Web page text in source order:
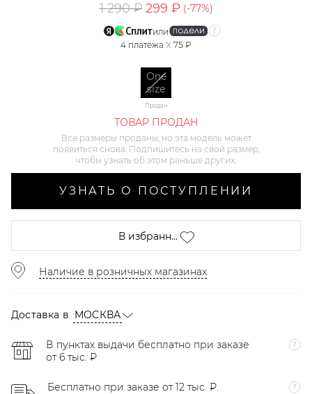
1 290 ₽ 299 ₽ (-77%)
или
4 платежа X 75 ₽
One
size
Продан
ТОВАР ПРОДАН
Все размеры проданы, но эта модель может
появиться снова. Подпишитесь на свой размер,
чтобы узнать об этом раньше других.
УЗНАТЬ О ПОСТУПЛЕНИИ
В избранн...
Наличие в розничных магазинах
Доставка в МОСКВА
В пунктах выдачи бесплатно при заказе
от 6 тыс. ₽
Бесплатно при заказе от 12 тыс. ₽.